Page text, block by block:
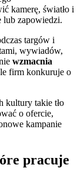
kamerę, światło i
lub zapowiedzi.
targów i
wywiadów,
wzmacnia
firm konkuruje o
kultury takie tło
o ofercie,
kampanie
pracuje